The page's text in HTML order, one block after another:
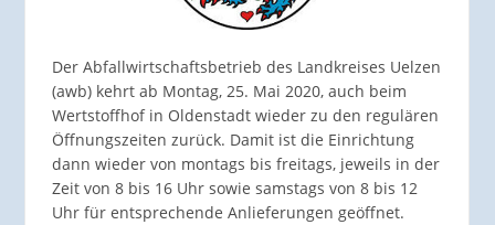
Der Abfallwirtschaftsbetrieb des Landkreises Uelzen
(awb) kehrt ab Montag, 25. Mai 2020, auch beim
Wertstoffhof in Oldenstadt wieder zu den regulären
Öffnungszeiten zurück. Damit ist die Einrichtung
dann wieder von montags bis freitags, jeweils in der
Zeit von 8 bis 16 Uhr sowie samstags von 8 bis 12
Uhr für entsprechende Anlieferungen geöffnet.